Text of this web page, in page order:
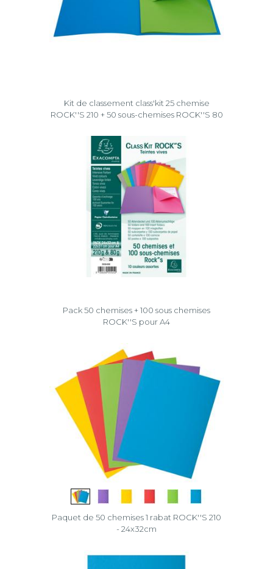
Kit de classement class'kit 25 chemise
ROCK''S 210 + 50 sous-chemises ROCK''S 80
Pack 50 chemises + 100 sous chemises
ROCK''S pour A4
Paquet de 50 chemises 1 rabat ROCK''S 210
- 24x32cm